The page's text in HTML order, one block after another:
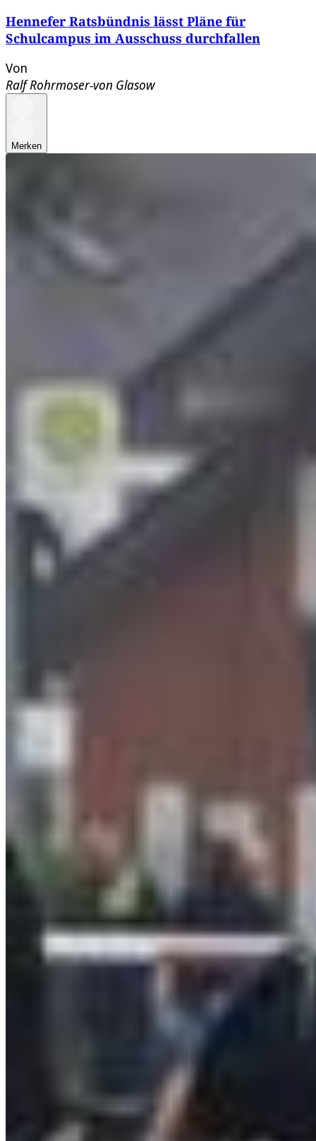
Hennefer Ratsbündnis lässt Pläne für
Schulcampus im Ausschuss durchfallen
Von
Ralf Rohrmoser-von Glasow
Merken